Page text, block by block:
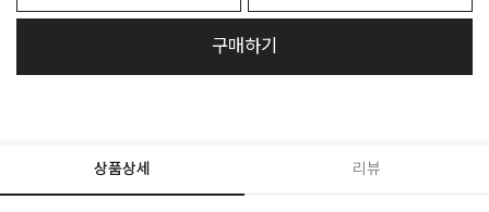
구매하기
상품상세 리뷰